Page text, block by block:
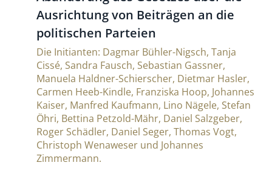
Aus­rich­tung von Bei­trägen an die
poli­ti­schen Parteien
Die Initianten: Dagmar Bühler-Nigsch, Tanja
Cissé, Sandra Fausch, Sebastian Gassner,
Manuela Haldner-Schierscher, Dietmar Hasler,
Carmen Heeb-Kindle, Franziska Hoop, Johannes
Kaiser, Manfred Kaufmann, Lino Nägele, Stefan
Öhri, Bettina Petzold-Mähr, Daniel Salzgeber,
Roger Schädler, Daniel Seger, Thomas Vogt,
Christoph Wenaweser und Johannes
Zimmermann.